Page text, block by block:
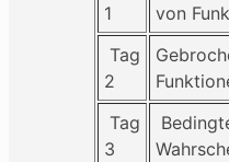
1
von
Tag
2
Tag
3